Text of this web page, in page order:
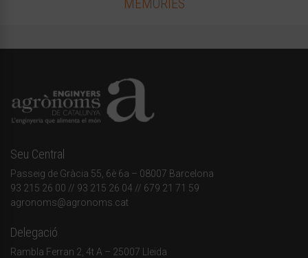
MEMÒRIES
Seu Central
Passeig de Gràcia 55, 6è 6a – 08007 Barcelona
93 215 26 00 // 93 215 26 04 // 679 21 71 59
agronoms@agronoms.cat
Delegació
Rambla Ferran 2, 4t A – 25007 Lleida